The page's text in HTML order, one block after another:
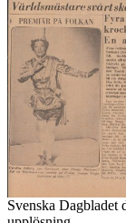
Svenska Dagbladet